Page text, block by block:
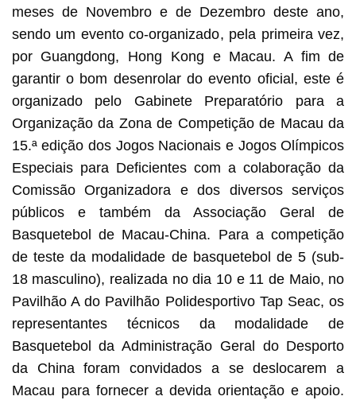
meses de Novembro e de Dezembro deste ano,
sendo um evento co-organizado, pela primeira vez,
por Guangdong, Hong Kong e Macau. A fim de
garantir o bom desenrolar do evento oficial, este é
organizado pelo Gabinete Preparatório para a
Organização da Zona de Competição de Macau da
15.ª edição dos Jogos Nacionais e Jogos Olímpicos
Especiais para Deficientes com a colaboração da
Comissão Organizadora e dos diversos serviços
públicos e também da Associação Geral de
Basquetebol de Macau-China. Para a competição
de teste da modalidade de basquetebol de 5 (sub-
18 masculino), realizada no dia 10 e 11 de Maio, no
Pavilhão A do Pavilhão Polidesportivo Tap Seac, os
representantes técnicos da modalidade de
Basquetebol da Administração Geral do Desporto
da China foram convidados a se deslocarem a
Macau para fornecer a devida orientação e apoio.